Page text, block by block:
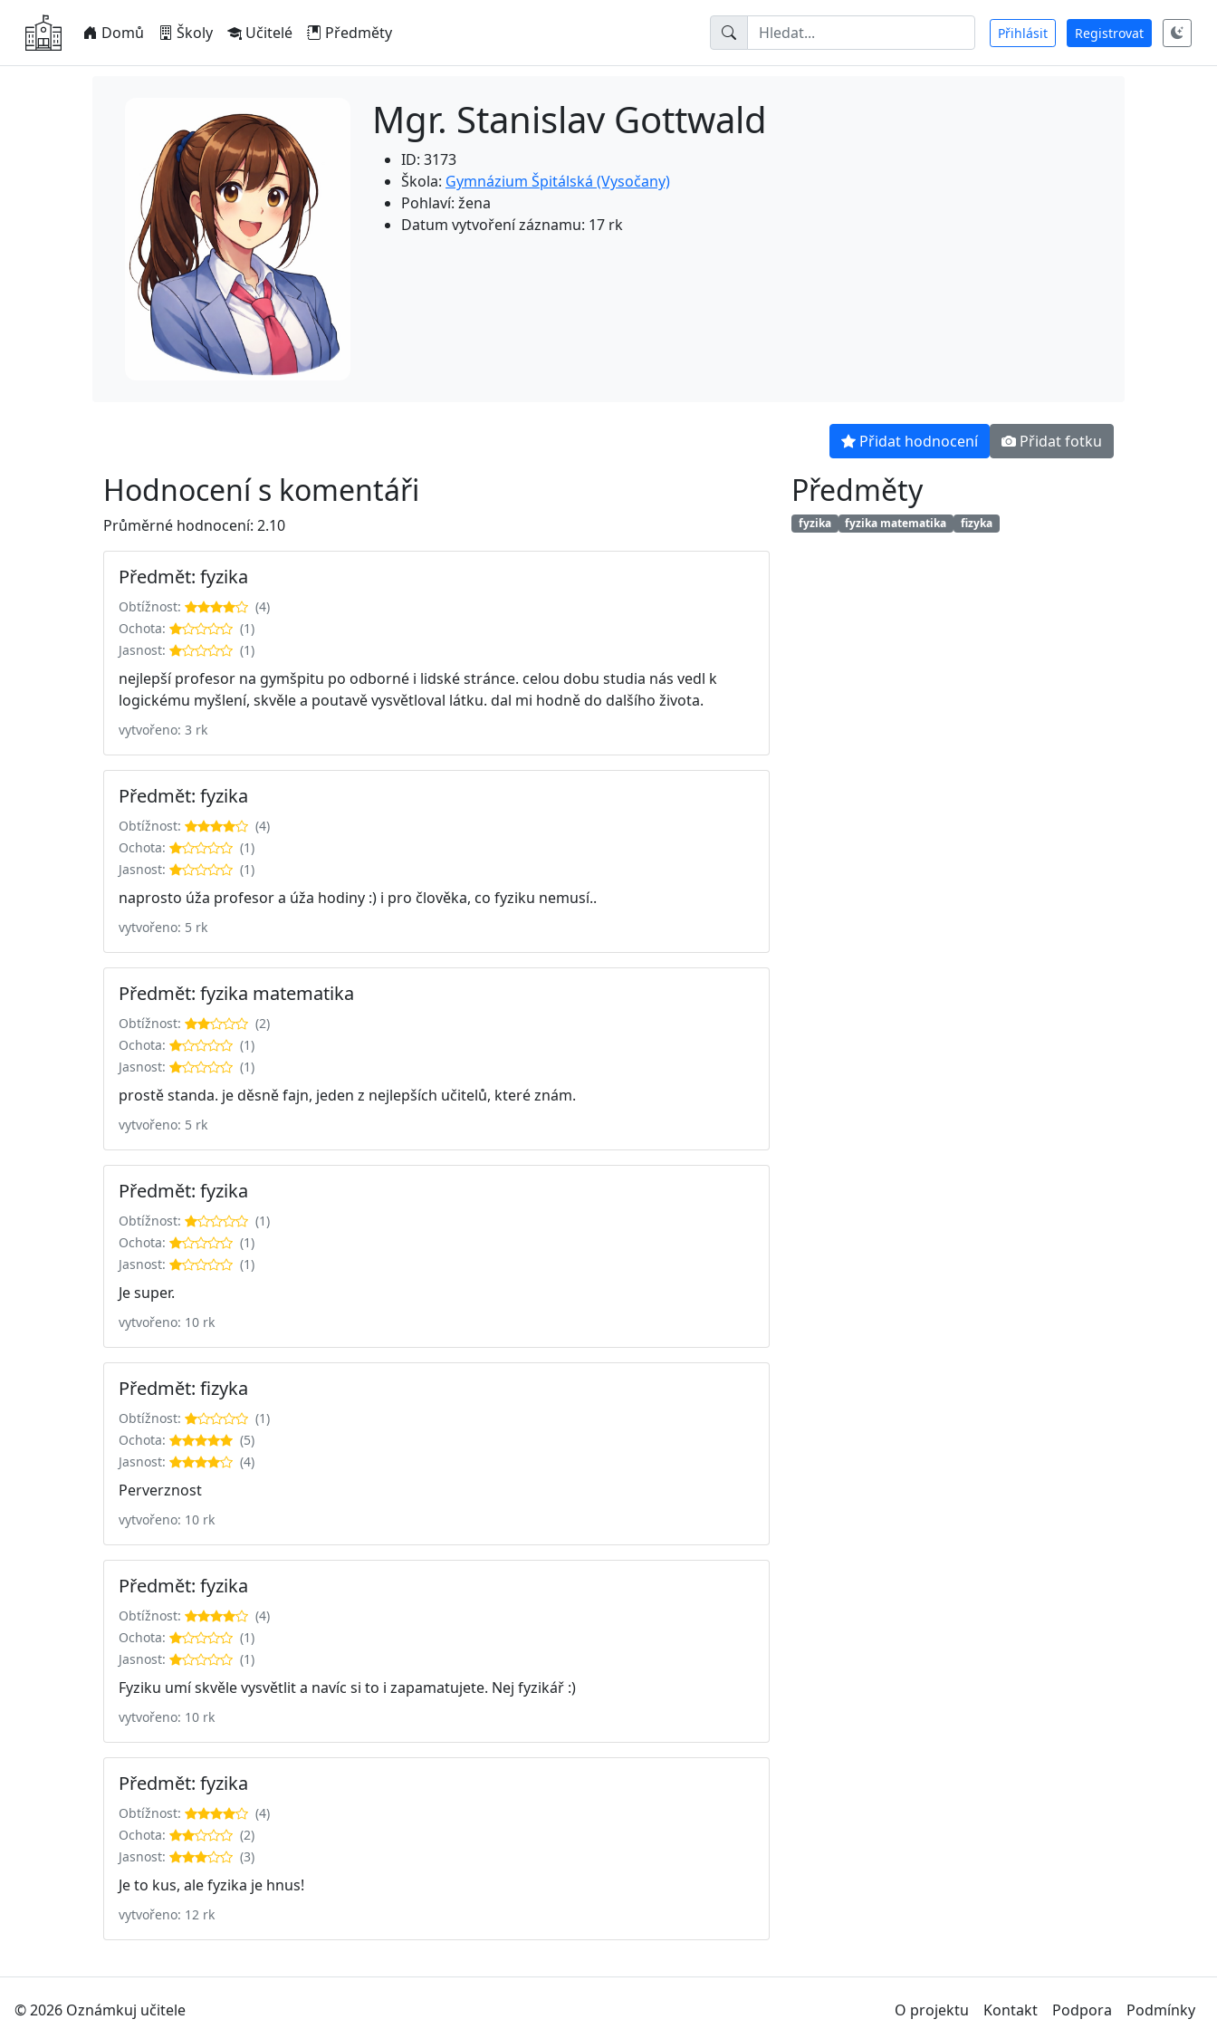
Domů Školy Učitelé Předměty Přihlásit Registrovat
Mgr. Stanislav Gottwald
ID: 3173
Škola: Gymnázium Špitálská (Vysočany)
Pohlaví: žena
Datum vytvoření záznamu: 17 rk
Přidat hodnocení Přidat fotku
Hodnocení s komentáři
Průměrné hodnocení: 2.10
Předmět: fyzika
Obtížnost:
(4)
Ochota:
(1)
Jasnost:
(1)
nejlepší profesor na gymšpitu po odborné i lidské stránce. celou dobu studia nás vedl k
logickému myšlení, skvěle a poutavě vysvětloval látku. dal mi hodně do dalšího života.
vytvořeno: 3 rk
Předmět: fyzika
Obtížnost:
(4)
Ochota:
(1)
Jasnost:
(1)
naprosto úža profesor a úža hodiny :) i pro člověka, co fyziku nemusí..
vytvořeno: 5 rk
Předmět: fyzika matematika
Obtížnost:
(2)
Ochota:
(1)
Jasnost:
(1)
prostě standa. je děsně fajn, jeden z nejlepších učitelů, které znám.
vytvořeno: 5 rk
Předmět: fyzika
Obtížnost:
(1)
Ochota:
(1)
Jasnost:
(1)
Je super.
vytvořeno: 10 rk
Předmět: fizyka
Obtížnost:
(1)
Ochota:
(5)
Jasnost:
(4)
Perverznost
vytvořeno: 10 rk
Předmět: fyzika
Obtížnost:
(4)
Ochota:
(1)
Jasnost:
(1)
Fyziku umí skvěle vysvětlit a navíc si to i zapamatujete. Nej fyzikář :)
vytvořeno: 10 rk
Předmět: fyzika
Obtížnost:
(4)
Ochota:
(2)
Jasnost:
(3)
Je to kus, ale fyzika je hnus!
vytvořeno: 12 rk
Předměty
fyzika fyzika matematika fizyka
© 2026 Oznámkuj učitele O projektu Kontakt Podpora Podmínky